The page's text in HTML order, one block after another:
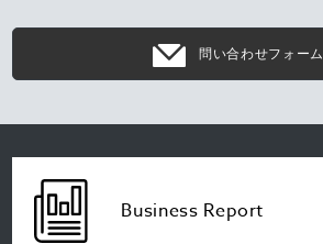
問い合わせフォーム
Business Report